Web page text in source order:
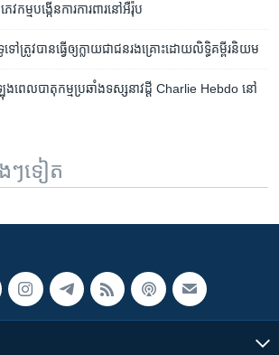
វកម្ម​បង្កើន​ការការពារ​នៅ​អឺរ៉ុប
រូវ​បាន​ធ្វើ​ឲ្យ​ក្លាយ​ជា​ជន​រងគ្រោះ​ដោយ​លិទ្ធិ​គម្ពីរ​​និយម​
ង​ពេល​បាតុ​កម្ម​ប្រឆាំង​ទស្សនាវដ្តី​ Charlie Hebdo​ នៅ​
ងៗទៀត